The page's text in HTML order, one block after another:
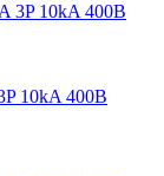
10kA 400В